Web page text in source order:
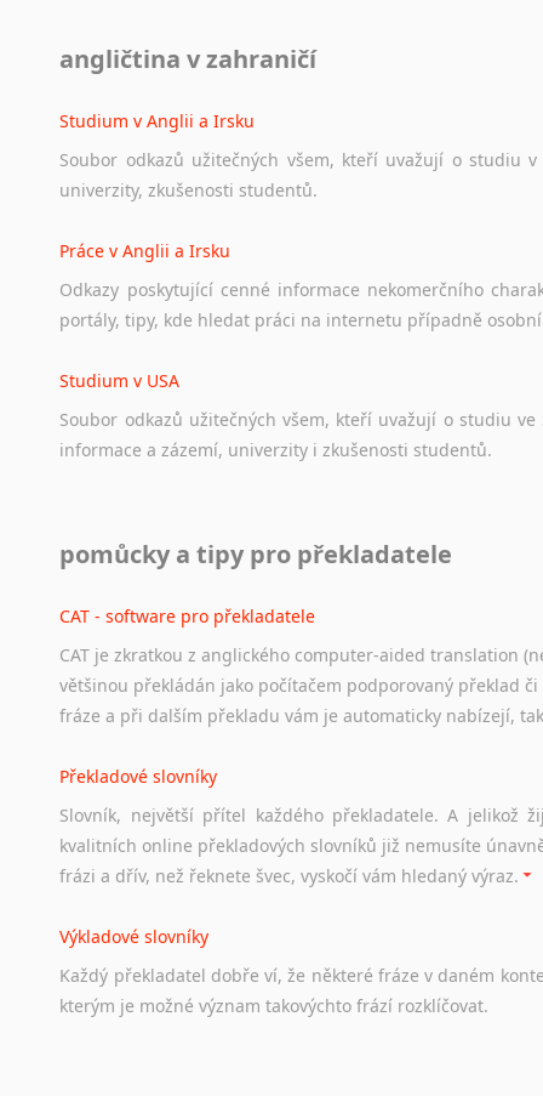
Ať už se jedná o česká diskusní
angličtina v zahraničí
Studium v Anglii a Irsku
Soubor odkazů užitečných všem, kteří uvažují o studiu v
univerzity, zkušenosti studentů.
Práce v Anglii a Irsku
Odkazy poskytující cenné informace nekomerčního
portály, tipy, kde hledat práci na internetu případně osobní
Studium v USA
Soubor odkazů užitečných všem, kteří uvažují o studiu ve
informace a zázemí, univerzity i zkušenosti studentů.
Odkazy poskytující cenné informace nekomerčního
Studium v Austrálii
Soubor odkazů užitečných všem, kteří uvažují o studiu v
a zázemí, australské univerzity a samozřejmě i osobní
Práce v Austrálii
Odkazy poskytující cenné informace nekomerčního
hledat práci na internetu případně osobní zkušenosti
Hledáte-li
práci
stejná obecná pravidla, jako pro český životopis. Tak dost
pomůcky a tipy pro překladatele
CAT - software pro překladatele
CAT je zkratkou z anglického computer-aided translation
většinou překládán jako počítačem podporovaný překlad
fráze a při dalším překladu vám je automaticky nabízejí,
Překladové slovníky
Slovník, největší přítel každého překladatele. A jelikož
kvalitních online překladových slovníků již nemusíte
frázi a dřív, než řeknete švec, vyskočí vám hledaný výraz.
Výkladové slovníky
Každý překladatel dobře ví, že některé fráze v daném
kterým je možné význam takovýchto frází rozklíčovat.